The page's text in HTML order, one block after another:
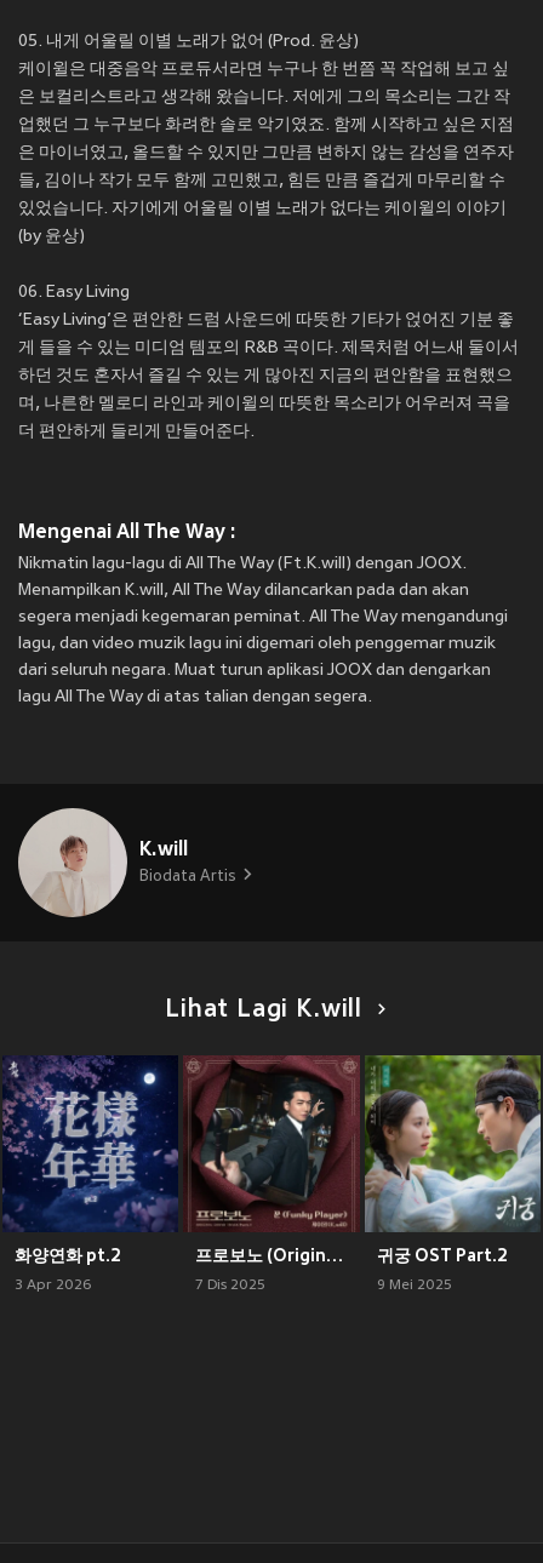
05. 내게 어울릴 이별 노래가 없어 (Prod. 윤상)
케이윌은 대중음악 프로듀서라면 누구나 한 번쯤 꼭 작업해 보고 싶
은 보컬리스트라고 생각해 왔습니다. 저에게 그의 목소리는 그간 작
업했던 그 누구보다 화려한 솔로 악기였죠. 함께 시작하고 싶은 지점
은 마이너였고, 올드할 수 있지만 그만큼 변하지 않는 감성을 연주자
들, 김이나 작가 모두 함께 고민했고, 힘든 만큼 즐겁게 마무리할 수
있었습니다. 자기에게 어울릴 이별 노래가 없다는 케이윌의 이야기
(by 윤상)
06. Easy Living
‘Easy Living’은 편안한 드럼 사운드에 따뜻한 기타가 얹어진 기분 좋
게 들을 수 있는 미디엄 템포의 R&B 곡이다. 제목처럼 어느새 둘이서
하던 것도 혼자서 즐길 수 있는 게 많아진 지금의 편안함을 표현했으
며, 나른한 멜로디 라인과 케이윌의 따뜻한 목소리가 어우러져 곡을
더 편안하게 들리게 만들어준다.
Mengenai All The Way :
Nikmatin lagu-lagu di All The Way (Ft.K.will) dengan JOOX.
Menampilkan K.will, All The Way dilancarkan pada dan akan
segera menjadi kegemaran peminat. All The Way mengandungi
lagu, dan video muzik lagu ini digemari oleh penggemar muzik
dari seluruh negara. Muat turun aplikasi JOOX dan dengarkan
lagu All The Way di atas talian dengan segera.
K.will
Biodata Artis
Lihat Lagi K.will
화양연화 pt.2
3 Apr 2026
프로보노 (Original Television Soundtrack) , Pt. 1
7 Dis 2025
귀궁 OST Part.2
9 Mei 2025